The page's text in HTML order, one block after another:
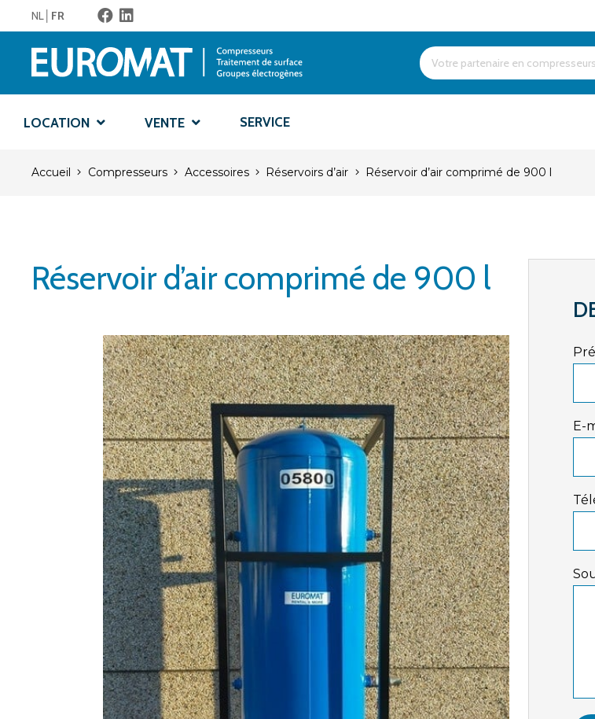
NL FR
Products
search
LOCATION VENTE SERVICE
Accueil Compresseurs Accessoires Réservoirs d’air Réservoir d’air comprimé de 900 l
Réservoir d’air comprimé de 900 l
E-